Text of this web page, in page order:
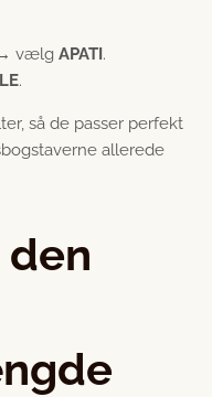
vælg APATI.
.
så de passer perfekt
allerede
den